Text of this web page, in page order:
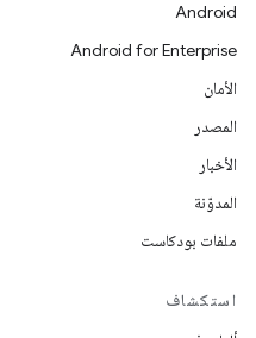
Android
Android for Enterprise
الأمان
المصدر
الأخبار
المدوّنة
ملفات بودكاست
استكشاف